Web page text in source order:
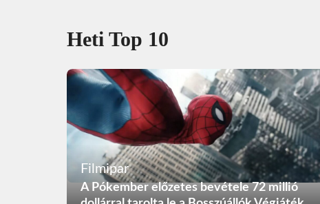
Heti Top 10
Filmipar
A Pókember előzetes bevétele 72 millió